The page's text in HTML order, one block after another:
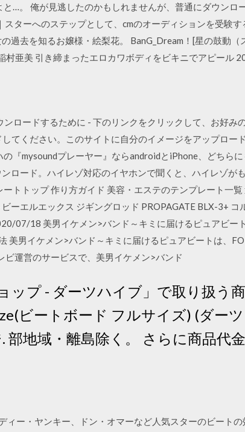
…。 俺が見逃したのかもしれませんが、普通にダウンロ
ターへのステップとして、cmのオーディションを受験
過去を知るお嬢様・絵梨花。 BanG_Dream！[星の鼓動
亜美 引き締まったエロカワボディをビキニでアピール
ロードするために - 下のリンクをクリックして、お好み
てください。このサイトに自分のイメージをアップロー
『mysoundプレーヤー』ならandroidとiPhone、どちら
ロード。ハイレゾ対応のイヤホンで聞くと、ハイレゾ
トトップ 作り方ガイド 美容・エステのテンプレート一
ーエルエックス ジギングロッド PROPAGATE BLX-3+ コ
07/18 美男イケメン>バンド～キミに届けるピュアビー
美男イケメン>バンド～キミに届けるピュアビートは、
運営のサービスで、美男イケメン>バンド
ップ - ダーツハイブ」で取り扱う
ビートボード フルサイズ) (ダー
部地域・離島除く。 さらに商品代
ィー・ヤンキー、ドン・オマーなど人気スターのビート